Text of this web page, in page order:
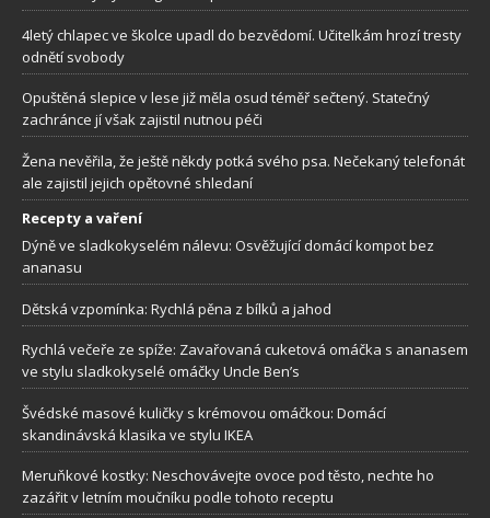
4letý chlapec ve školce upadl do bezvědomí. Učitelkám hrozí tresty
odnětí svobody
Opuštěná slepice v lese již měla osud téměř sečtený. Statečný
zachránce jí však zajistil nutnou péči
Žena nevěřila, že ještě někdy potká svého psa. Nečekaný telefonát
ale zajistil jejich opětovné shledaní
Recepty a vaření
Dýně ve sladkokyselém nálevu: Osvěžující domácí kompot bez
ananasu
Dětská vzpomínka: Rychlá pěna z bílků a jahod
Rychlá večeře ze spíže: Zavařovaná cuketová omáčka s ananasem
ve stylu sladkokyselé omáčky Uncle Ben’s
Švédské masové kuličky s krémovou omáčkou: Domácí
skandinávská klasika ve stylu IKEA
Meruňkové kostky: Neschovávejte ovoce pod těsto, nechte ho
zazářit v letním moučníku podle tohoto receptu